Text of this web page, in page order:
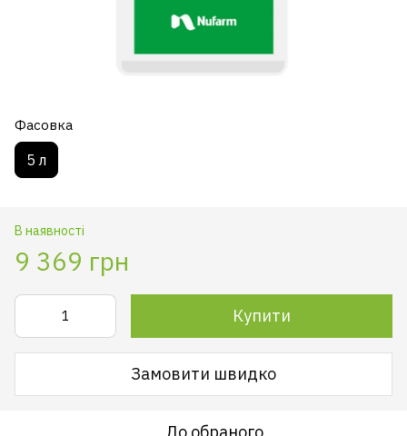
Фасовка
5 л
В наявності
9 369 грн
Купити
Замовити швидко
До обраного